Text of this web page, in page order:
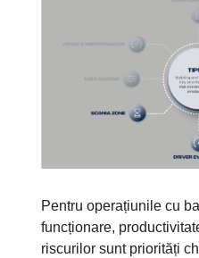
Pentru operațiunile cu
funcționare,
riscurilor sunt priorități